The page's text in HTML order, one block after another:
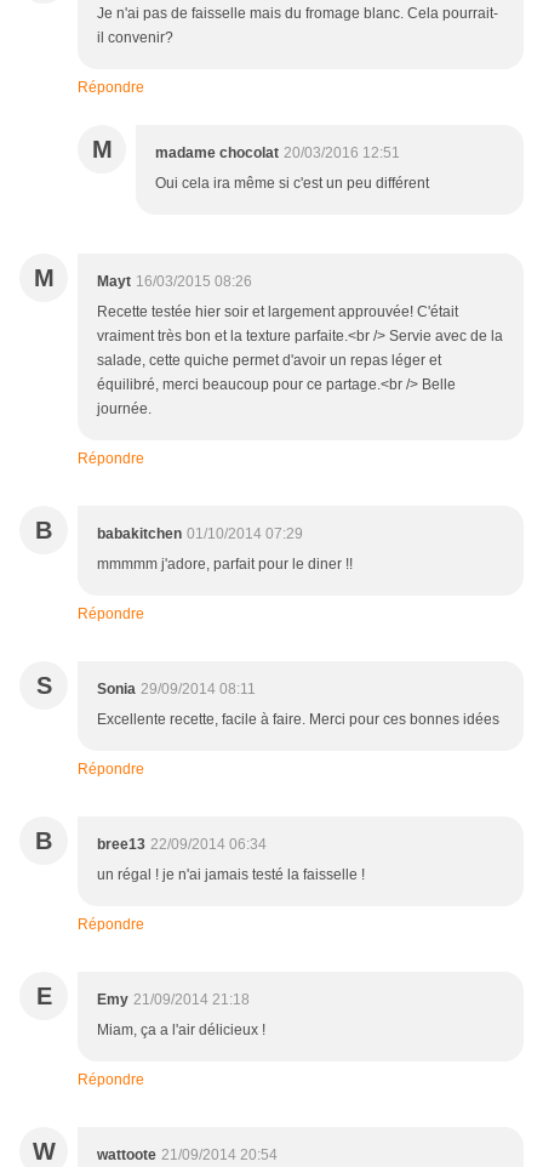
Je n'ai pas de faisselle mais du fromage blanc. Cela pourrait-
il convenir?
Répondre
M madame chocolat 20/03/2016 12:51
Oui cela ira même si c'est un peu différent
M Mayt 16/03/2015 08:26
Recette testée hier soir et largement approuvée! C'était
vraiment très bon et la texture parfaite.<br /> Servie avec de la
salade, cette quiche permet d'avoir un repas léger et
équilibré, merci beaucoup pour ce partage.<br /> Belle
journée.
Répondre
B babakitchen 01/10/2014 07:29
mmmmm j'adore, parfait pour le diner !!
Répondre
S Sonia 29/09/2014 08:11
Excellente recette, facile à faire. Merci pour ces bonnes idées
Répondre
B bree13 22/09/2014 06:34
un régal ! je n'ai jamais testé la faisselle !
Répondre
E Emy 21/09/2014 21:18
Miam, ça a l'air délicieux !
Répondre
W wattoote 21/09/2014 20:54